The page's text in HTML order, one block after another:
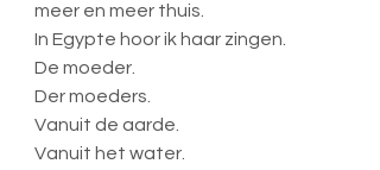
meer en meer thuis.
In Egypte hoor ik haar zingen.
De moeder.
Der moeders.
Vanuit de aarde.
Vanuit het water.